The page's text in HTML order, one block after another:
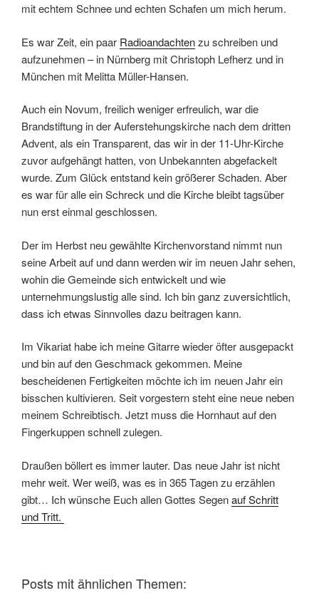
mit echtem Schnee und echten Schafen um mich herum.
Es war Zeit, ein paar Radioandachtenzu schreiben und
aufzunehmen – in Nürnberg mit Christoph Lefherz und in
München mit Melitta Müller-Hansen.
Auch ein Novum, freilich weniger erfreulich, war die
Brandstiftung in der Auferstehungskirche nach dem dritten
Advent, als ein Transparent, das wir in der 11-Uhr-Kirche
zuvor aufgehängt hatten, von Unbekannten abgefackelt
wurde. Zum Glück entstand kein größerer Schaden. Aber
es war für alle ein Schreck und die Kirche bleibt tagsüber
nun erst einmal geschlossen.
Der im Herbst neu gewählte Kirchenvorstand nimmt nun
seine Arbeit auf und dann werden wir im neuen Jahr sehen,
wohin die Gemeinde sich entwickelt und wie
unternehmungslustig alle sind. Ich bin ganz zuversichtlich,
dass ich etwas Sinnvolles dazu beitragen kann.
Im Vikariat habe ich meine Gitarre wieder öfter ausgepackt
und bin auf den Geschmack gekommen. Meine
bescheidenen Fertigkeiten möchte ich im neuen Jahr ein
bisschen kultivieren. Seit vorgestern steht eine neue neben
meinem Schreibtisch. Jetzt muss die Hornhaut auf den
Fingerkuppen schnell zulegen.
Draußen böllert es immer lauter. Das neue Jahr ist nicht
mehr weit. Wer weiß, was es in 365 Tagen zu erzählen
gibt… Ich wünsche Euch allen Gottes Segenauf Schritt
und Tritt.
Posts mit ähnlichen Themen: